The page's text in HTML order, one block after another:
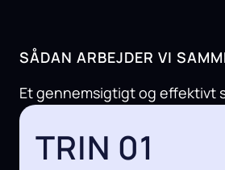
SÅDAN ARBEJDER VI
Et gennemsigtigt og effektivt
TRIN 01